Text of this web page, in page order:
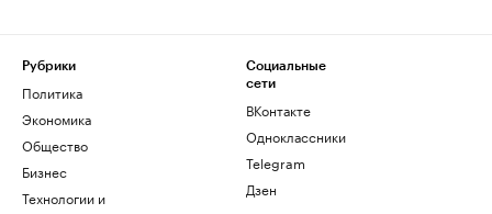
Рубрики
Политика
Экономика
Общество
Бизнес
Технологии и
Социальные
сети
ВКонтакте
Одноклассники
Telegram
Дзен